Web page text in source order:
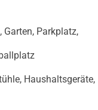
Parkplatz,
Haushaltsgeräte,